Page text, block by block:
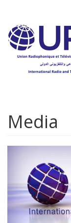
contenu
principal
Media